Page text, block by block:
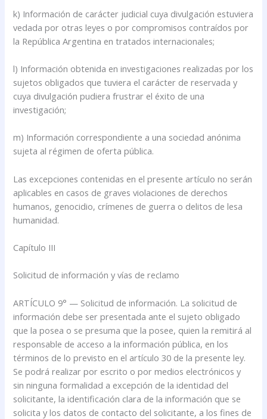
k) Información de carácter judicial cuya divulgación estuviera
vedada por otras leyes o por compromisos contraídos por
la República Argentina en tratados internacionales;
l) Información obtenida en investigaciones realizadas por los
sujetos obligados que tuviera el carácter de reservada y
cuya divulgación pudiera frustrar el éxito de una
investigación;
m) Información correspondiente a una sociedad anónima
sujeta al régimen de oferta pública.
Las excepciones contenidas en el presente artículo no serán
aplicables en casos de graves violaciones de derechos
humanos, genocidio, crímenes de guerra o delitos de lesa
humanidad.
Capítulo III
Solicitud de información y vías de reclamo
ARTÍCULO 9° — Solicitud de información. La solicitud de
información debe ser presentada ante el sujeto obligado
que la posea o se presuma que la posee, quien la remitirá al
responsable de acceso a la información pública, en los
términos de lo previsto en el artículo 30 de la presente ley.
Se podrá realizar por escrito o por medios electrónicos y
sin ninguna formalidad a excepción de la identidad del
solicitante, la identificación clara de la información que se
solicita y los datos de contacto del solicitante, a los fines de